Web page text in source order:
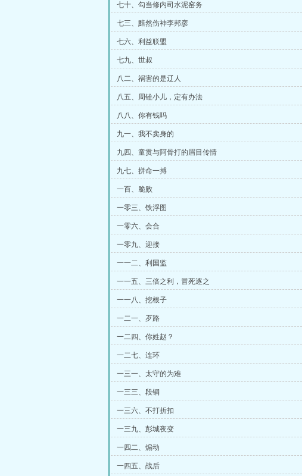
七十、勾当修内司水泥窑务
七三、黯然伤神李邦彦
七六、利益联盟
七九、世叔
八二、祸害的是辽人
八五、周铨小儿，定有办法
八八、你有钱吗
九一、我不卖身的
九四、童贯与阿骨打的眉目传情
九七、拼命一搏
一百、脆败
一零三、铁浮图
一零六、会合
一零九、迎接
一一二、利国监
一一五、三倍之利，冒死逐之
一一八、挖根子
一二一、歹路
一二四、你姓赵？
一二七、连环
一三一、太守的为难
一三三、段铜
一三六、不打折扣
一三九、彭城夜变
一四二、煽动
一四五、战后